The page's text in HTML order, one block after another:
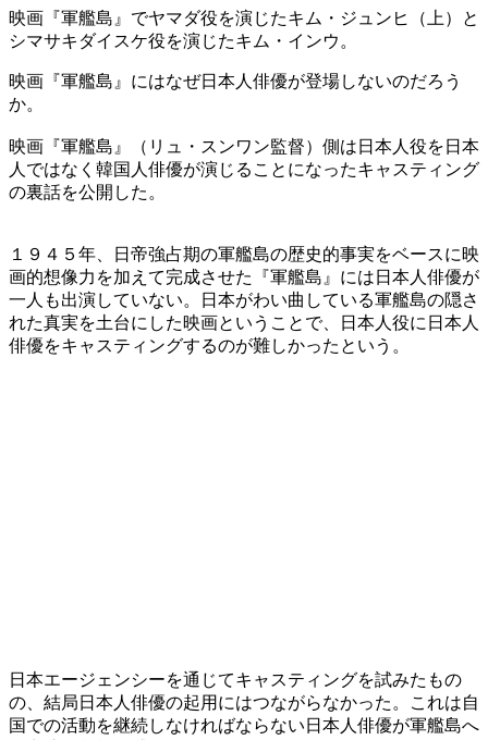
映画『軍艦島』でヤマダ役を演じたキム・ジュンヒ（上）と
シマサキダイスケ役を演じたキム・インウ。
映画『軍艦島』にはなぜ日本人俳優が登場しないのだろう
か。
映画『軍艦島』（リュ・スンワン監督）側は日本人役を日本
人ではなく韓国人俳優が演じることになったキャスティング
の裏話を公開した。
１９４５年、日帝強占期の軍艦島の歴史的事実をベースに映
画的想像力を加えて完成させた『軍艦島』には日本人俳優が
一人も出演していない。日本がわい曲している軍艦島の隠さ
れた真実を土台にした映画ということで、日本人役に日本人
俳優をキャスティングするのが難しかったという。
日本エージェンシーを通じてキャスティングを試みたもの
の、結局日本人俳優の起用にはつながらなかった。これは自
国での活動を継続しなければならない日本人俳優が軍艦島へ